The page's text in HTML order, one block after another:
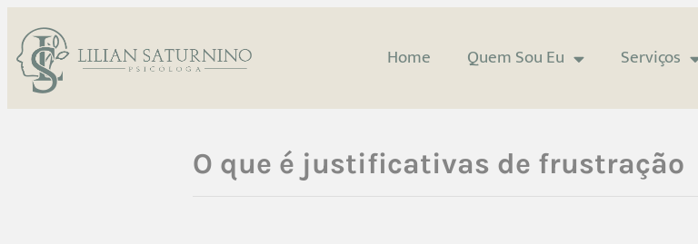
Home Quem Sou Eu Serviços
O que é justificativas de frustração